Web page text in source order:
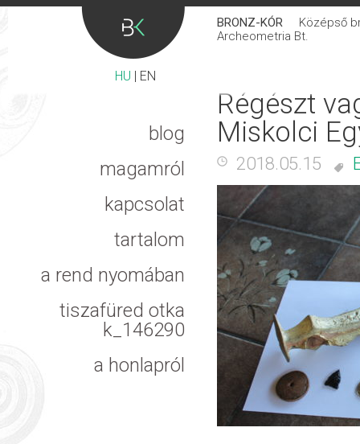
HU | EN
BRONZ-KÓR
Középső
Archeometria Bt.
blog
magamról
kapcsolat
tartalom
a rend nyomában
tiszafüred otka
k_146290
a honlapról
Régészt
Miskolci
2018.05.15